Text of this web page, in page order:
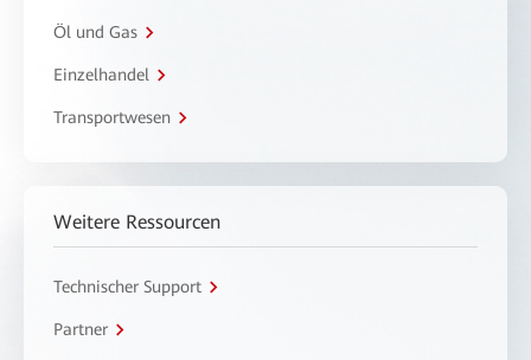
Öl und Gas
Einzelhandel
Transportwesen
Weitere Ressourcen
Technischer Support
Partner